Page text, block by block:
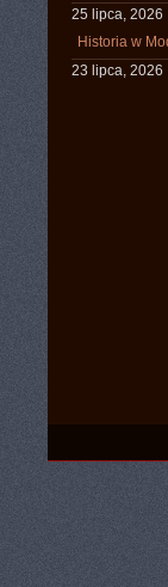
25 lipca, 2026
Historia w
23 lipca, 2026